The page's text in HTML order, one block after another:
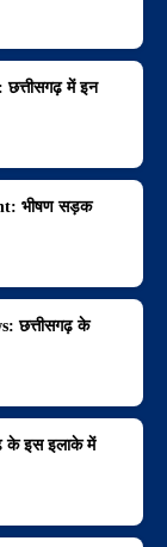
में इन
भीषण सड़क
छत्तीसगढ़ के
के इस इलाके में